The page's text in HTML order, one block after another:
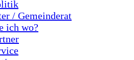
/ Gemeinderat
ich wo?